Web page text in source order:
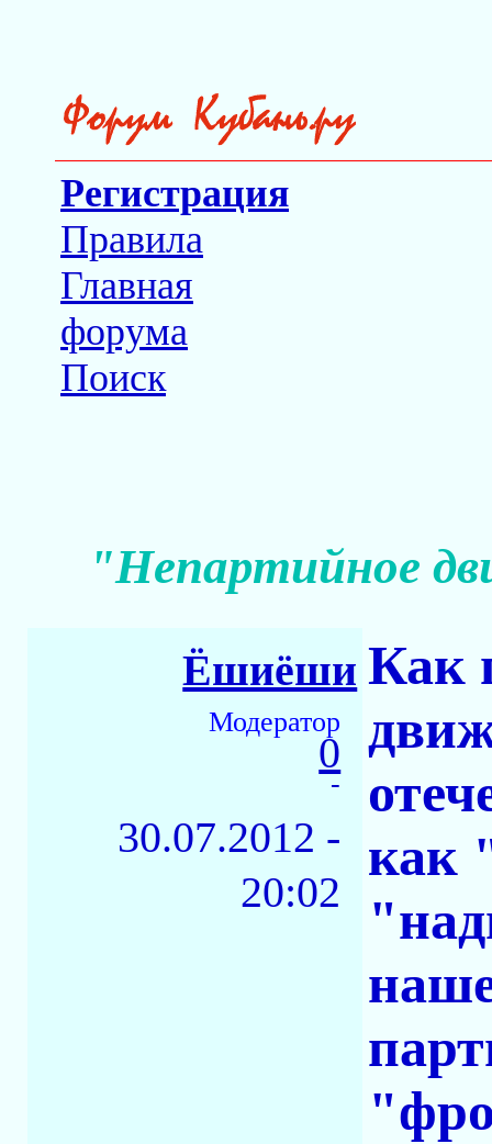
Регистрация
Правила
Главная
форума
Поиск
"Непартийное
Ёшиёши
Модератор
0
-
30.07.2012 -
20:02
Как
как